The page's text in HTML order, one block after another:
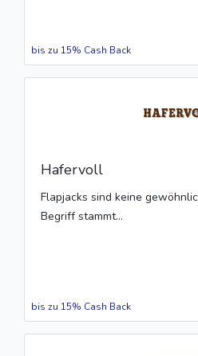
bis zu 15% Cash Back
Hafervoll
Flapjacks sind keine
Begriff stammt...
bis zu 15% Cash Back